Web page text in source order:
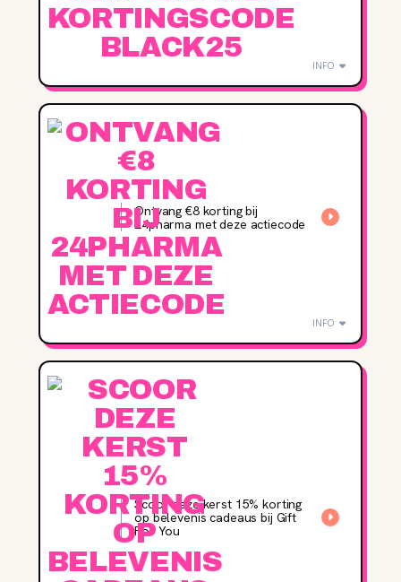
INFO
Ontvang €8 korting bij
24pharma met deze actiecode
INFO
Scoor deze kerst 15% korting
op belevenis cadeaus bij Gift
For You